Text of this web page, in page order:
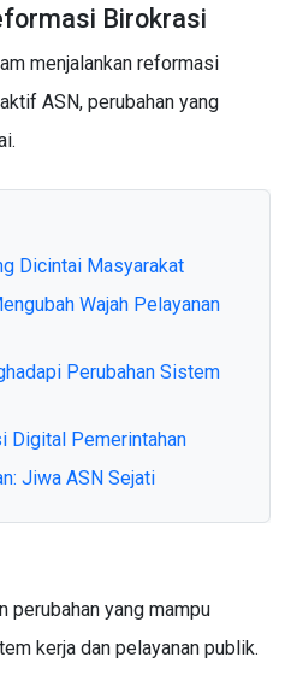
Birokrasi
menjalankan reformasi
ASN, perubahan yang
Dicintai Masyarakat
Wajah Pelayanan
Perubahan Sistem
Digital Pemerintahan
Jiwa ASN Sejati
perubahan yang mampu
kerja dan pelayanan publik.